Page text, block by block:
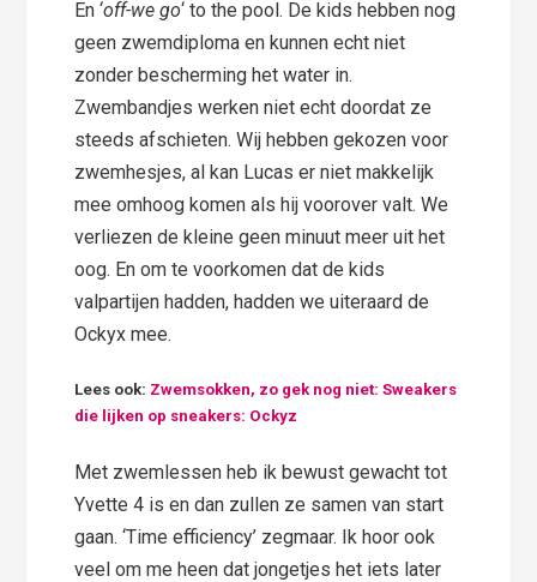
En ‘off-we go‘ to the pool. De kids hebben nog
geen zwemdiploma en kunnen echt niet
zonder bescherming het water in.
Zwembandjes werken niet echt doordat ze
steeds afschieten. Wij hebben gekozen voor
zwemhesjes, al kan Lucas er niet makkelijk
mee omhoog komen als hij voorover valt. We
verliezen de kleine geen minuut meer uit het
oog. En om te voorkomen dat de kids
valpartijen hadden, hadden we uiteraard de
Ockyx mee.
Lees ook: Zwemsokken, zo gek nog niet: Sweakers
die lijken op sneakers: Ockyz
Met zwemlessen heb ik bewust gewacht tot
Yvette 4 is en dan zullen ze samen van start
gaan. ‘Time efficiency’ zegmaar. Ik hoor ook
veel om me heen dat jongetjes het iets later